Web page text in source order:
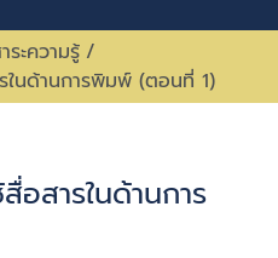
ระความรู้ /
ในด้านการพิมพ์ (ตอนที่ 1)
อสารในด้านการ